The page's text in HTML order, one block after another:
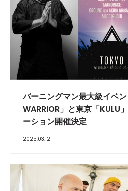
バーニングマン最大級イベ
WARRIOR」と東京「KULU
ーション開催決定
2025.03.12